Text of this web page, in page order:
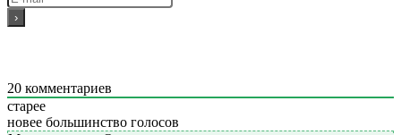
20 комментариев
старее
новее большинство голосов